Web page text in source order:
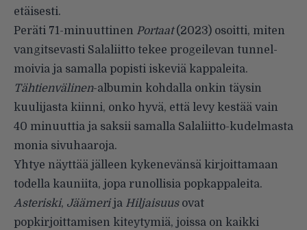
etäisesti.
Peräti 71-minuuttinen Portaat(2023) osoitti, miten
vangitsevasti Salaliitto tekee progeilevan tunnel­
moivia ja samalla popisti iskeviä kap­paleita.
Tähtienvälinen-albumin koh­dalla onkin täysin
kuulijasta kiinni, onko hyvä, että levy kestää vain
40 minuuttia ja saksii samalla Salaliitto-kudelmasta
monia sivuhaaroja.
Yhtye näyttää jälleen kykenevän­sä kirjoittamaan
todella kaunii­ta, jopa runollisia popkappaleita.
Asteriski, Jäämeri ja Hiljaisuus ovat
popkirjoittamisen kiteytymiä, joissa on kaikki